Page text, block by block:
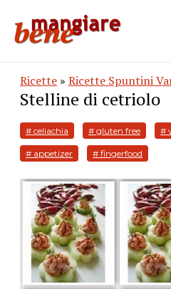
Ricette » Ricette Spuntini
Stelline di cetriolo
# celiachia # gluten free #
# appetizer # fingerfood